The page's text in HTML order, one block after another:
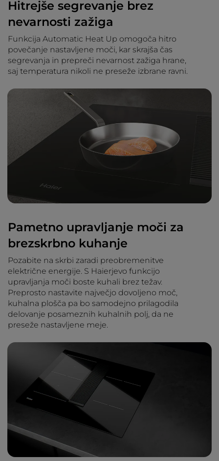
Hitrejše segrevanje brez
nevarnosti zažiga
Funkcija Automatic Heat Up omogoča hitro
povečanje nastavljene moči, kar skrajša čas
segrevanja in prepreči nevarnost zažiga hrane,
saj temperatura nikoli ne preseže izbrane ravni.
Pametno upravljanje moči za
brezskrbno kuhanje
Pozabite na skrbi zaradi preobremenitve
električne energije. S Haierjevo funkcijo
upravljanja moči boste kuhali brez težav.
Preprosto nastavite največjo dovoljeno moč,
kuhalna plošča pa bo samodejno prilagodila
delovanje posameznih kuhalnih polj, da ne
preseže nastavljene meje.